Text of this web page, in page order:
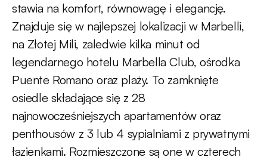
stawia na komfort, równowagę i elegancję.
Znajduje się w najlepszej lokalizacji w Marbelli,
na Złotej Mili, zaledwie kilka minut od
legendarnego hotelu Marbella Club, ośrodka
Puente Romano oraz plaży. To zamknięte
osiedle składające się z 28
najnowocześniejszych apartamentów oraz
penthousów z 3 lub 4 sypialniami z prywatnymi
łazienkami. Rozmieszczone są one w czterech